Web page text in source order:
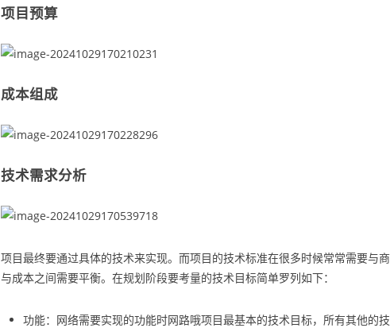
项目预算
成本组成
技术需求分析
项目最终要通过具体的技术来实现。而项目的技术标准在很多时候常常需要与
与成本之间需要平衡。在规划阶段要考量的技术目标简单罗列如下：
功能：网络需要实现的功能时网路哦项目最基本的技术目标，所有其他的